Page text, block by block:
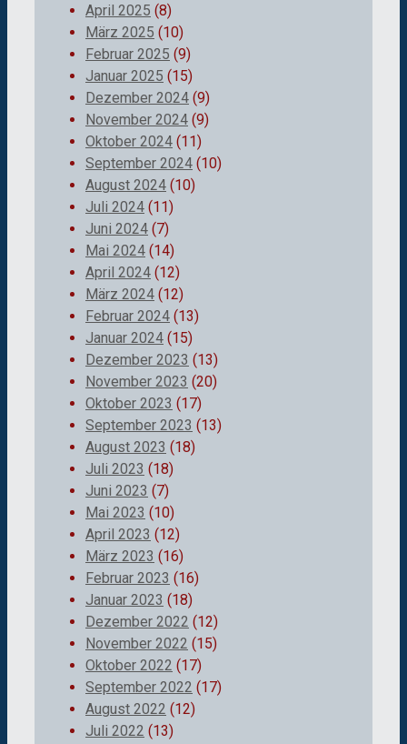
April 2025 (8)
März 2025 (10)
Februar 2025 (9)
Januar 2025 (15)
Dezember 2024 (9)
November 2024 (9)
Oktober 2024 (11)
September 2024 (10)
August 2024 (10)
Juli 2024 (11)
Juni 2024 (7)
Mai 2024 (14)
April 2024 (12)
März 2024 (12)
Februar 2024 (13)
Januar 2024 (15)
Dezember 2023 (13)
November 2023 (20)
Oktober 2023 (17)
September 2023 (13)
August 2023 (18)
Juli 2023 (18)
Juni 2023 (7)
Mai 2023 (10)
April 2023 (12)
März 2023 (16)
Februar 2023 (16)
Januar 2023 (18)
Dezember 2022 (12)
November 2022 (15)
Oktober 2022 (17)
September 2022 (17)
August 2022 (12)
Juli 2022 (13)